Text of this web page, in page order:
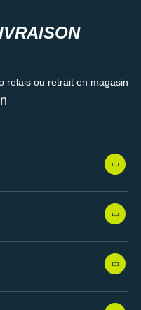
ou retrait en magasin